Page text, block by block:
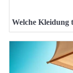
Welche Kleidung